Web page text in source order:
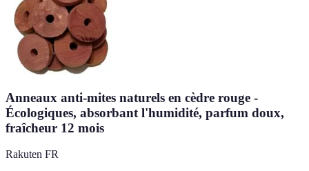
Anneaux anti-mites naturels en cèdre rouge -
Écologiques, absorbant l'humidité, parfum doux,
fraîcheur 12 mois
Rakuten FR